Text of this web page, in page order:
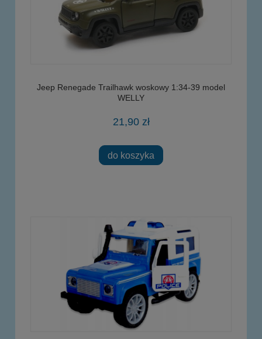
Jeep Renegade Trailhawk woskowy 1:34-39 model
WELLY
21,90 zł
do koszyka